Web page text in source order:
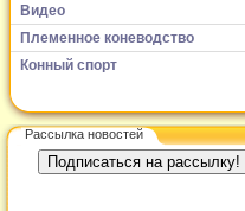
Видео
Племенное коневодство
Конный спорт
Рассылка новостей